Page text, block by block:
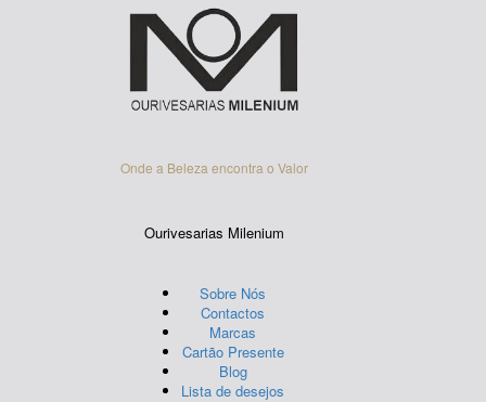
Onde a Beleza encontra o Valor
Ourivesarias Milenium
Sobre Nós
Contactos
Marcas
Cartão Presente
Blog
Lista de desejos